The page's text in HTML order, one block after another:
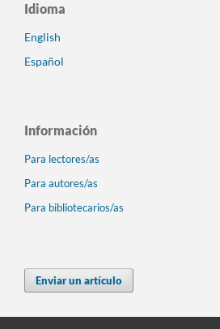
Idioma
English
Español
Información
Para lectores/as
Para autores/as
Para bibliotecarios/as
Enviar un artículo